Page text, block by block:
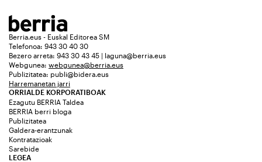
Berria.eus - Euskal Editorea SM
Telefonoa: 943 30 40 30
Bezero arreta: 943 30 43 45 | laguna@berria.eus
Webgunea: webgunea@berria.eus
Publizitatea: publi@bidera.eus
Harremanetan jarri
ORRIALDE KORPORATIBOAK
Ezagutu BERRIA Taldea
BERRIA berri bloga
Publizitatea
Galdera-erantzunak
Kontratazioak
Sarebide
LEGEA